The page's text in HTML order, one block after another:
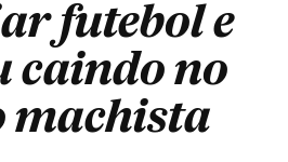
futebol e
caindo no
machista